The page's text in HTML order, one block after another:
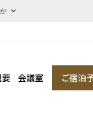
要 会議室 ご宿泊